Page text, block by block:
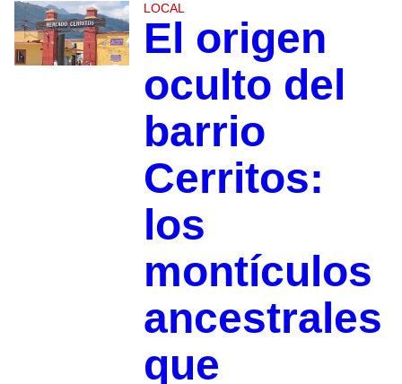
LOCAL
El origen
oculto del
barrio
Cerritos:
los
montículos
ancestrales
que